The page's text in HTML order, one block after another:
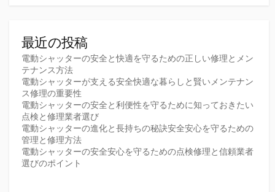
最近の投稿
電動シャッターの安全と快適を守るための正しい修理とメン
テナンス方法
電動シャッターが支える安全快適な暮らしと賢いメンテナン
ス修理の重要性
電動シャッターの安全と利便性を守るために知っておきたい
点検と修理業者選び
電動シャッターの進化と長持ちの秘訣安全安心を守るための
管理と修理方法
電動シャッターの安全安心を守るための点検修理と信頼業者
選びのポイント